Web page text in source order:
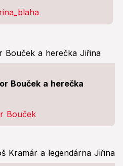
Bouček a herečka
Bouček